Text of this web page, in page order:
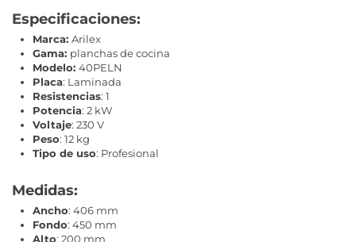
Especificaciones:
Marca: Arilex
Gama: planchas de cocina
Modelo: 40PELN
Placa: Laminada
Resistencias: 1
Potencia: 2 kW
Voltaje: 230 V
Peso: 12 kg
Tipo de uso: Profesional
Medidas:
Ancho: 406 mm
Fondo: 450 mm
Alto: 200 mm